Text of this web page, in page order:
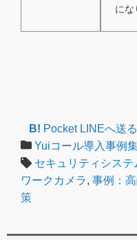
にな
B! Pocket LINEへ送る
Yuiコール導入事例
セキュリティシステ
ワークカメラ, 事例：
策